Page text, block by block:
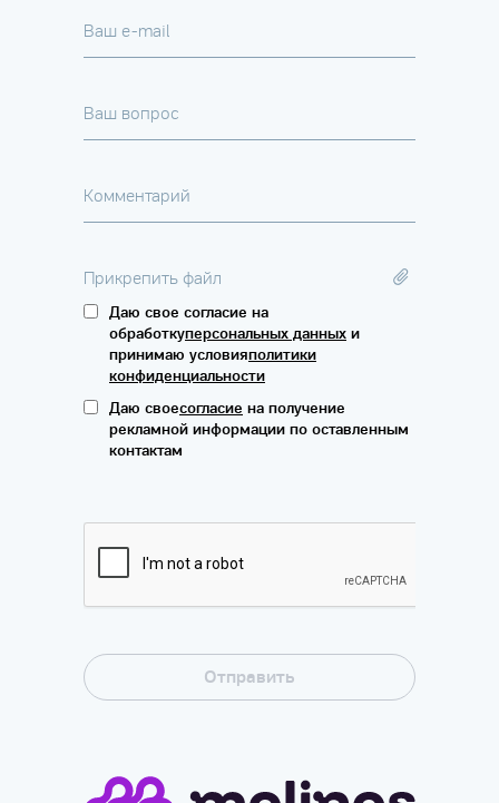
Ваш e-mail
Ваш вопрос
Комментарий
Прикрепить файл
Даю свое согласие на
обработкуперсональных данных и
принимаю условияполитики
конфиденциальности
Даю своесогласие на получение
рекламной информации по оставленным
контактам